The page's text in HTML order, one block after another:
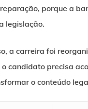
porque a
legislação.
a carreira foi
candidato precisa
o conteúdo